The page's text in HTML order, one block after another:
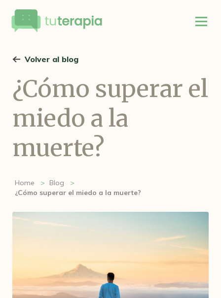
Volver al blog
¿Cómo superar el
miedo a la
muerte?
Home
Blog
¿Cómo superar el miedo a la muerte?